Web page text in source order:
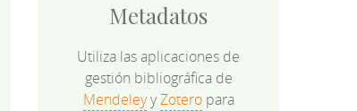
Metadatos
Utiliza las aplicaciones de
gestión bibliográfica de
MendeleyyZoteropara